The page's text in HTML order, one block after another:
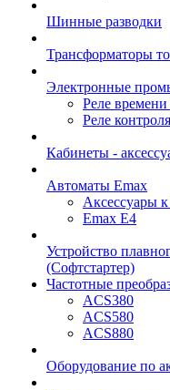
Шинные разводки
Трансформаторы
Электронные
Реле времени
Реле
Кабинеты -
Автоматы Emax
Аксессуары
Emax E4
Устройство
(Софтстартер)
Частотные
ACS380
ACS580
ACS880
Оборудование по